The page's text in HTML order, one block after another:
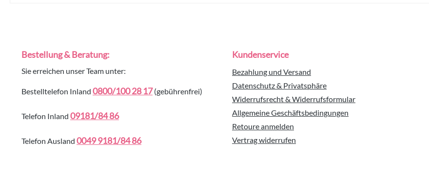
Bestellung & Beratung:
Sie erreichen unser Team unter:
Bestelltelefon Inland 0800/100 28 17(gebührenfrei)
Telefon Inland 09181/84 86
Telefon Ausland 0049 9181/84 86
Kundenservice
Bezahlung und Versand
Datenschutz & Privatsphäre
Widerrufsrecht & Widerrufsformular
Allgemeine Geschäftsbedingungen
Retoure anmelden
Vertrag widerrufen